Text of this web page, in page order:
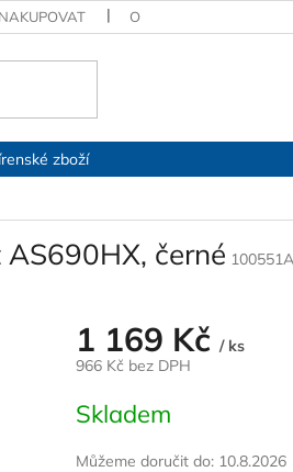
OBCHODNÍ PODMÍNKY
zboží
černé
1 169 Kč / ks
966 Kč bez DPH
cena:
Skladem
Můžeme doručit do: 10.8.2026